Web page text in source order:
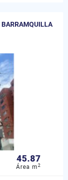
BARRAMQUILLA
45.87
Área m2